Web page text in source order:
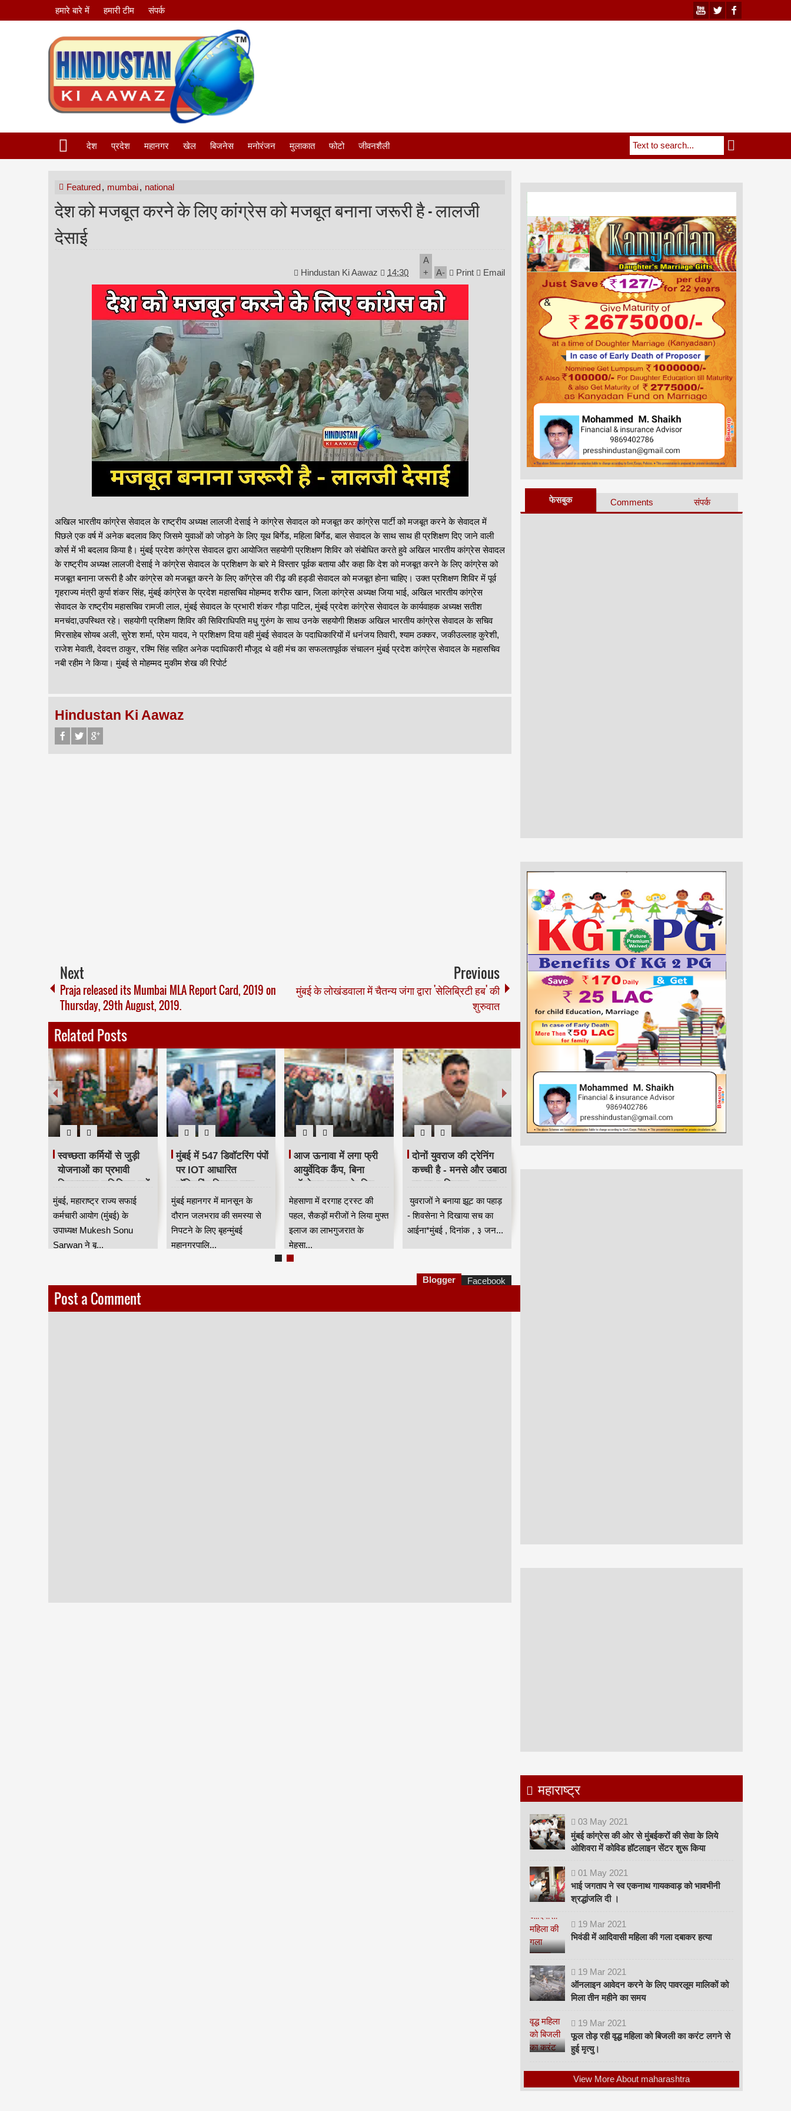
हमारे बारे में हमारी टीम संपर्क
देश प्रदेश महानगर खेल बिजनेस मनोरंजन मुलाकात फोटो जीवनशैली
Featured, mumbai, national
देश को मजबूत करने के लिए कांग्रेस को मजबूत बनाना जरूरी है - लालजी
देसाई
Hindustan Ki Aawaz 14:30
A
+
A- Print Email
अखिल भारतीय कांग्रेस सेवादल के राष्ट्रीय अध्यक्ष लालजी देसाई ने कांग्रेस सेवादल को मजबूत कर कांग्रेस पार्टी को मजबूत करने के सेवादल में
पिछले एक वर्ष में अनेक बदलाव किए जिसमे युवाओं को जोड़ने के लिए यूथ बिर्गेड, महिला बिर्गेड, बाल सेवादल के साथ साथ ही प्रशिक्षण दिए जाने वाली
कोर्स में भी बदलाव किया है। मुंबई प्रदेश कांग्रेस सेवादल द्वारा आयोजित सहयोगी प्रशिक्षण शिविर को संबोधित करते हुवे अखिल भारतीय कांग्रेस सेवादल
के राष्ट्रीय अध्यक्ष लालजी देसाई ने कांग्रेस सेवादल के प्रशिक्षण के बारे मे विस्तार पूर्वक बताया और कहा कि देश को मजबूत करने के लिए कांग्रेस को
मजबूत बनाना जरूरी है और कांग्रेस को मजबूत करने के लिए कॉग्रेस की रीढ़ की हड्डी सेवादल को मजबूत होना चाहिए। उक्त प्रशिक्षण शिविर में पूर्व
गृहराज्य मंत्री कुर्पा शंकर सिंह, मुंबई कांग्रेस के प्रदेश महासचिव मोहम्मद शरीफ खान, जिला कांग्रेस अध्यक्ष जिया भाई, अखिल भारतीय कांग्रेस
सेवादल के राष्ट्रीय महासचिव रामजी लाल, मुंबई सेवादल के प्रभारी शंकर गौड़ा पाटिल, मुंबई प्रदेश कांग्रेस सेवादल के कार्यवाहक अध्यक्ष सतीश
मनचंदा,उपस्थित रहे। सहयोगी प्रशिक्षण शिविर की सिविराधिपति मधु गुरुंग के साथ उनके सहयोगी शिक्षक अखिल भारतीय कांग्रेस सेवादल के सचिव
मिरसाहेब सोयब अली, सुरेश शर्मा, प्रेम यादव, ने प्रशिक्षण दिया वही मुंबई सेवादल के पदाधिकारियों में धनंजय तिवारी, श्याम ठक्कर, जकीउल्लाह कुरेशी,
राजेश मेवाती, देवदत्त ठाकुर, रश्मि सिंह सहित अनेक पदाधिकारी मौजूद थे वही मंच का सफलतापूर्वक संचालन मुंबई प्रदेश कांग्रेस सेवादल के महासचिव
नबी रहीम ने किया। मुंबई से मोहम्मद मुकीम शेख की रिपोर्ट
Hindustan Ki Aawaz
Next
Praja released its Mumbai MLA Report Card, 2019 on
Thursday, 29th August, 2019.
Previous
मुंबई के लोखंडवाला में चैतन्य जंगा द्वारा 'सेलिब्रिटी हब' की
शुरुवात
Related Posts
स्वच्छता कर्मियों से जुड़ी
योजनाओं का प्रभावी
क्रियान्वयन सुनिश्चित करें
— महाराष्ट्र राज्य सफाई
कर्मचारी आयोग के उपाध्यक्ष
मुकेश सोनू सरवान HKA
मुंबई, महाराष्ट्र राज्य सफाई
कर्मचारी आयोग (मुंबई) के
उपाध्यक्ष Mukesh Sonu
Sarwan ने बृ...
मुंबई में 547 डिवॉटरिंग पंपों
पर IOT आधारित
मॉनिटरिंग सिस्टम लागू,
बारिश में जलभराव नियंत्रण
होगा अधिक प्रभावी
मुंबई महानगर में मानसून के
दौरान जलभराव की समस्या से
निपटने के लिए बृहन्मुंबई
महानगरपालि...
आज ऊनावा में लगा फ्री
आयुर्वेदिक कैंप, बिना
ऑपरेशन इलाज के लिए
उमड़ी भीड़ HKA
मेहसाणा में दरगाह ट्रस्ट की
पहल, सैकड़ों मरीजों ने लिया मुफ्त
इलाज का लाभगुजरात के
मेहसा...
दोनों युवराज की ट्रेनिंग
कच्ची है - मनसे और उबाठा
पर साधा निशाना - राहुल
शेवाले
युवराजों ने बनाया झूट का पहाड़
- शिवसेना ने दिखाया सच का
आईना*मुंबई , दिनांक , ३ जन...
Post a Comment
Blogger Facebook
फेसबुक Comments संपर्क
महाराष्ट्र
03 May 2021
मुंबई कांग्रेस की ओर से मुंबईकरों की सेवा के लिये
ओशिवरा में कोविड हॉटलाइन सेंटर शुरू किया
01 May 2021
भाई जगताप ने स्व एकनाथ गायकवाड़ को भावभीनी
श्रद्धांजलि दी ।
19 Mar 2021
भिवंडी में आदिवासी महिला की गला दबाकर हत्या
19 Mar 2021
ऑनलाइन आवेदन करने के लिए पावरलूम मालिकों को
मिला तीन महीने का समय
19 Mar 2021
फूल तोड़ रही वृद्ध महिला को बिजली का करंट लगने से
हुई मृत्यु।
View More About maharashtra